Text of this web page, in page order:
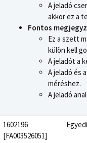
A jeladó
akkor ez a
Fontos
Ez a szett
külön kell
A jeladót a
A jeladó és
méréshez.
A jeladó
1602196
[FA003526051]